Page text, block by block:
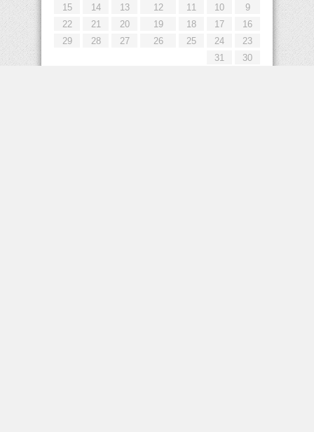
9
10
11
12
13
14
15
16
17
18
19
20
21
22
23
24
25
26
27
28
29
30
31